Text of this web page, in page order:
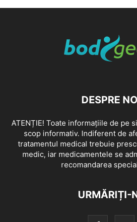
DESPRE
ATENȚIE! Toate informațiile de pe
scop informativ. Indiferent de
tratamentul medical trebuie
medic, iar medicamentele se
recomandarea
URMĂRIȚI-